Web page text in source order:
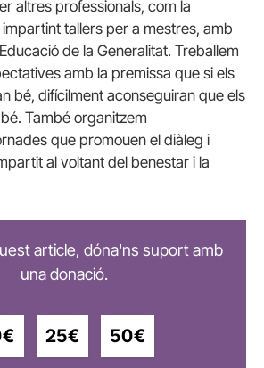
altres professionals, com la
tallers per a mestres, amb
de la Generalitat. Treballem
amb la premissa que si els
bé, difícilment aconseguiran que els
També organitzem
que promouen el diàleg i
al voltant del benestar i la
article, dóna'ns suport amb
una donació.
25€ 50€